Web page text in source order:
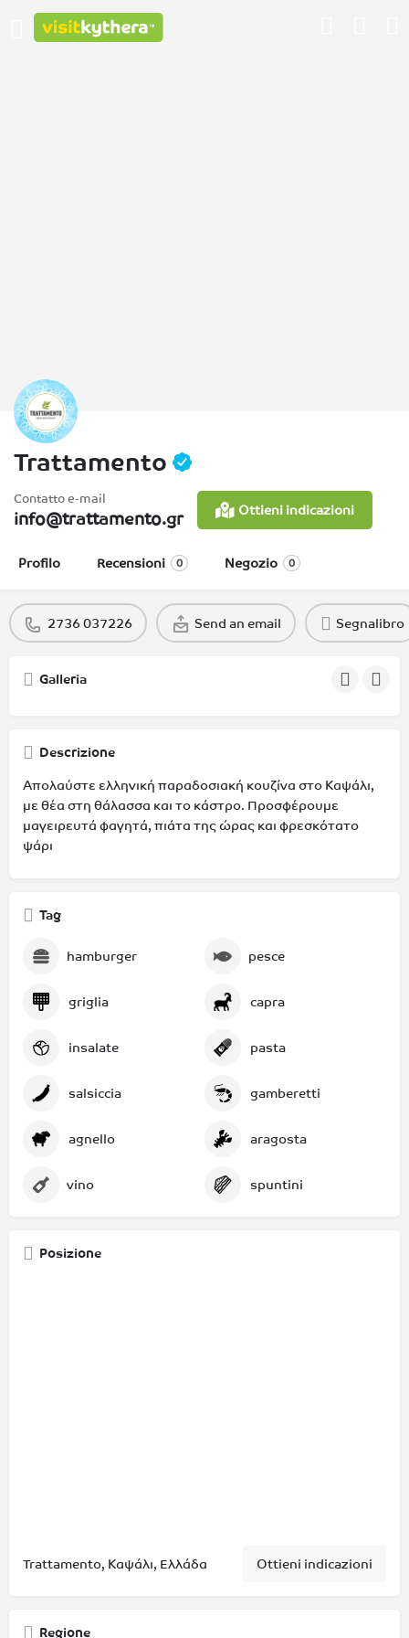
Trattamento
Contatto e-mail
info@trattamento.gr Ottieni indicazioni
Profilo Recensioni 0 Negozio 0
2736 037226 Send an email Segnalibro
Galleria
Descrizione
Απολαύστε ελληνική παραδοσιακή κουζίνα στο Καψάλι,
με θέα στη θάλασσα και το κάστρο. Προσφέρουμε
μαγειρευτά φαγητά, πιάτα της ώρας και φρεσκότατο
ψάρι
Tag
hamburger pesce
griglia capra
insalate pasta
salsiccia gamberetti
agnello aragosta
vino spuntini
Posizione
Trattamento, Καψάλι, Ελλάδα Ottieni indicazioni
Regione